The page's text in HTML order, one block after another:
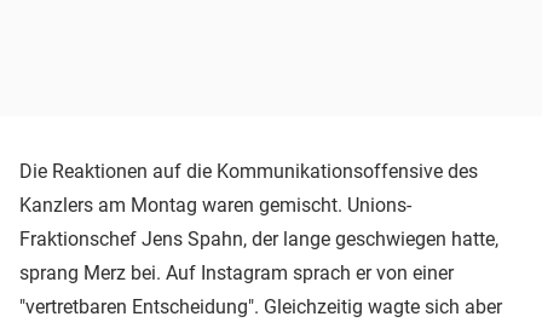
Die Reaktionen auf die Kommunikationsoffensive des
Kanzlers am Montag waren gemischt. Unions-
Fraktionschef Jens Spahn, der lange geschwiegen hatte,
sprang Merz bei. Auf Instagram sprach er von einer
"vertretbaren Entscheidung". Gleichzeitig wagte sich aber